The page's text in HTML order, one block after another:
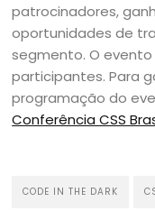
patrocinadores,
oportunidades de
segmento. O
participantes. Para
programação do
Conferência CSS
CODE IN THE DARK